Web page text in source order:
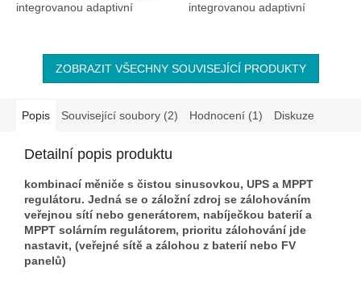
integrovanou adaptivní
přepínačem zdroje...
integrovanou adaptivní
přepínačem zdroje napájení...
ZOBRAZIT VŠECHNY SOUVISEJÍCÍ PRODUKTY
Popis Související soubory (2) Hodnocení (1) Diskuze
Detailní popis produktu
kombinací měniče s čistou sinusovkou, UPS a MPPT
regulátoru. Jedná se o záložní zdroj se zálohováním
veřejnou sítí nebo generátorem, nabíječkou baterií a
MPPT solárním regulátorem, prioritu zálohování jde
nastavit, (veřejné sítě a zálohou z baterií nebo FV
panelů)